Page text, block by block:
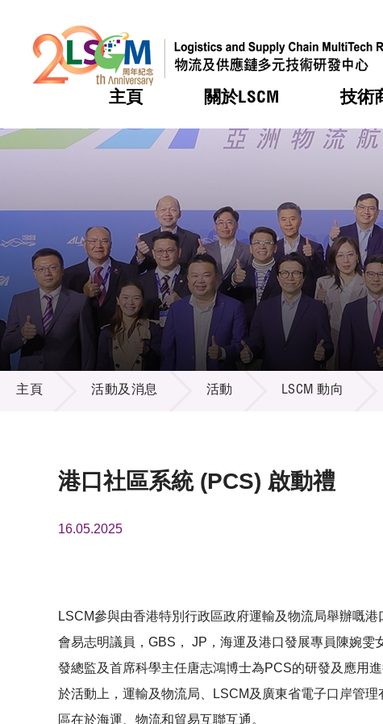
主頁 關於LSCM
熱門 機構簡介
組織架構
組織架構
董事局
研究顧問
招標通告
技術
熱門 服務
可獲授權
應用於公
重點項目
熱門 合作計劃
資助計劃
資助計劃
稅務優惠
申請
評審
徵求研發
項目資料庫
熱門 活動
獎項
新聞中心
媒體報導
新聞稿
資訊中心
多媒體
出版刊物
熱門 會籍及服
會員列表
會員登入
活動及消息
主頁 活動及消息 活動 LSCM 動向
港口社區系統 (PCS) 啟動禮
16.05.2025
LSCM參與由香港特別行政區政府運輸及物流局舉辦嘅
會易志明議員，GBS， JP，海運及港口發展專員陳婉
發總監及首席科學主任唐志鴻博士為PCS的研發及應用進
於活動上，運輸及物流局、LSCM及廣東省電子口岸管
區在於海運、物流和貿易互聯互通。